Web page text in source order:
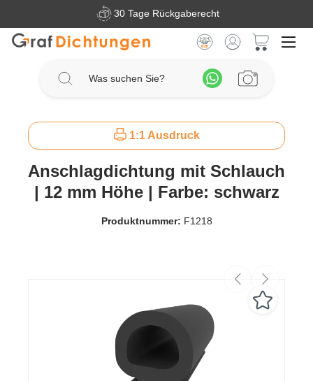
Zum Hauptinhalt springen30 Tage Rückgaberecht
1:1 Ausdruck
Anschlagdichtung mit Schlauch
| 12 mm Höhe | Farbe: schwarz
Produktnummer: F1218